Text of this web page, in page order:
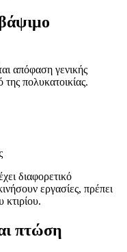
απόφαση γενικής
πολυκατοικίας.
διαφορετικό
εργασίες, πρέπει
κτιρίου.
πτώση